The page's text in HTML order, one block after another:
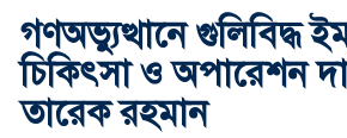
গণঅভ্যুত্থানে গুলিবিদ্ধ
চিকিৎসা ও অপারেশন
তারেক রহমান